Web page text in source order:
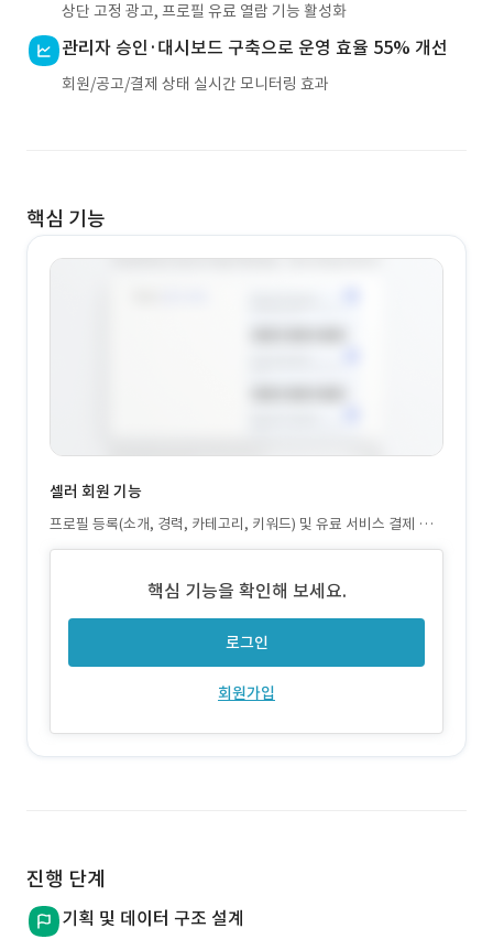
상단 고정 광고, 프로필 유료 열람 기능 활성화
관리자 승인·대시보드 구축으로 운영 효율 55% 개선
회원/공고/결제 상태 실시간 모니터링 효과
핵심 기능
셀러 회원 기능
프로필 등록(소개, 경력, 카테고리, 키워드) 및 유료 서비스 결제 모
집 공고 지원 및 입점 제의 응답 마이페이지에서 지원 내역·포인트
핵심 기능을 확인해 보세요.
로그인
회원가입
진행 단계
기획 및 데이터 구조 설계